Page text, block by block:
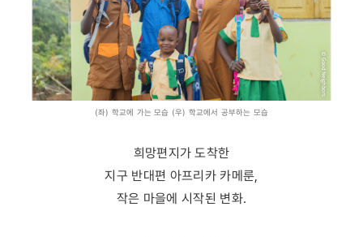
(좌) 학교에 가는 모습 (우) 학교에서 공부하는 모습
희망편지가 도착한
지구 반대편 아프리카 카메룬,
작은 마을에 시작된 변화.